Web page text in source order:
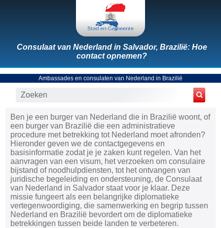
Consulaat van Nederland in Salvador, Brazilië: Hoe
contact opnemen?
Ambassades en consulaten van Nederland in Brazilië
Ben je een burger van Nederland die in Brazilië woont, of
een burger van Brazilië die een administratieve
procedure met betrekking tot Nederland moet afronden?
Hieronder geven we de contactgegevens en
basisinformatie zodat je je zaken kunt regelen. Van het
aanvragen van een visum, het verzoeken om consulaire
bijstand of noodhulpdiensten, tot het ontvangen van
juridische begeleiding en ondersteuning, de Consulaat
van Nederland in Salvador staat voor je klaar. Deze
missie fungeert als een belangrijke diplomatieke
vertegenwoordiging, die samenwerking en begrip tussen
Nederland en Brazilië bevordert om de diplomatieke
betrekkingen tussen beide landen te verbeteren.